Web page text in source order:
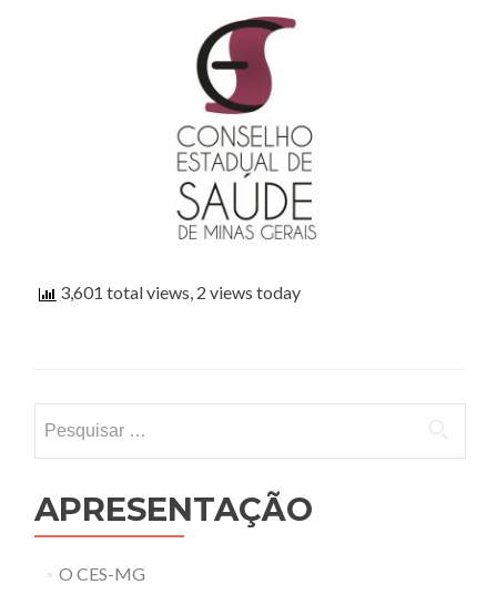
3,601 total views, 2 views today
APRESENTAÇÃO
O CES-MG